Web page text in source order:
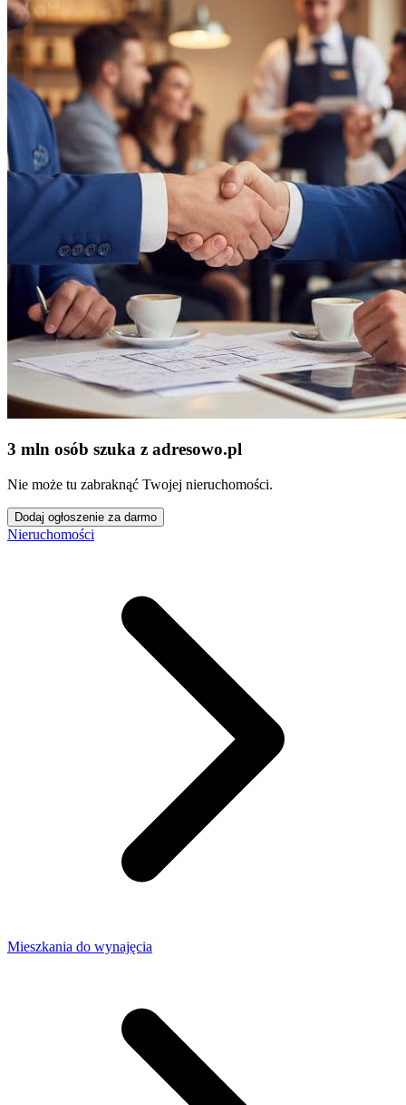
3 mln osób szuka z adresowo.pl
Nie może tu zabraknąć Twojej nieruchomości.
Dodaj ogłoszenie za darmo
Nieruchomości
Mieszkania do wynajęcia